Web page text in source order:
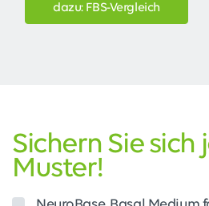
dazu: FBS-Vergleich
Sichern Sie sich
Muster!